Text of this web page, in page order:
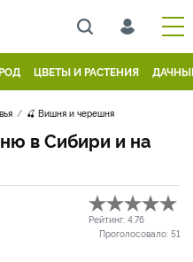
ЦВЕТЫ И РАСТЕНИЯ
🍒 Вишня и черешня
в Сибири и на
Рейтинг: 4.76
Проголосовало: 51